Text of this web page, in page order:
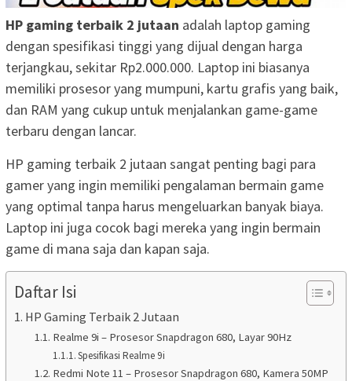
HP gaming terbaik 2 jutaan adalah laptop gaming
dengan spesifikasi tinggi yang dijual dengan harga
terjangkau, sekitar Rp2.000.000. Laptop ini biasanya
memiliki prosesor yang mumpuni, kartu grafis yang baik,
dan RAM yang cukup untuk menjalankan game-game
terbaru dengan lancar.
HP gaming terbaik 2 jutaan sangat penting bagi para
gamer yang ingin memiliki pengalaman bermain game
yang optimal tanpa harus mengeluarkan banyak biaya.
Laptop ini juga cocok bagi mereka yang ingin bermain
game di mana saja dan kapan saja.
Daftar Isi
HP Gaming Terbaik 2 Jutaan
Realme 9i – Prosesor Snapdragon 680, Layar 90Hz
Spesifikasi Realme 9i
Redmi Note 11 – Prosesor Snapdragon 680, Kamera 50MP